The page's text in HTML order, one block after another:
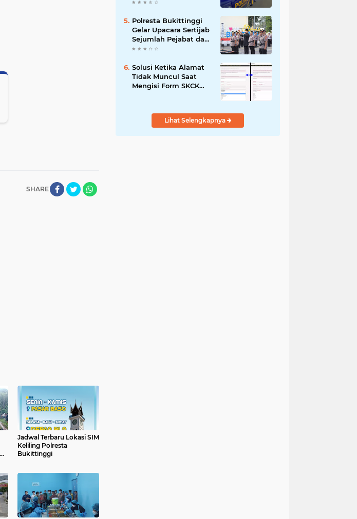
SHARE
Jadwal Terbaru Lokasi SIM
Keliling Polresta
Bukittinggi
Polresta Bukittinggi
Gelar Upacara Sertijab
Sejumlah Pejabat dan
laporan Kenaikan
Solusi Ketika Alamat
Tidak Muncul Saat
Mengisi Form SKCK
Lihat Selengkapnya